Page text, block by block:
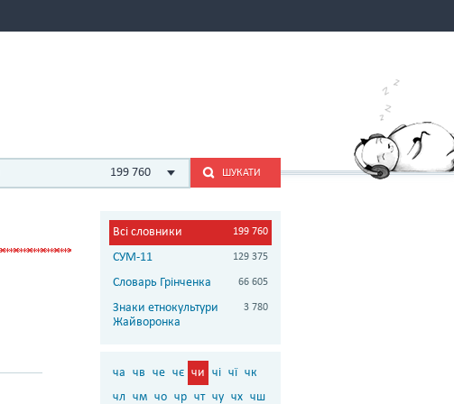
199 760 ШУКАТИ
Всі словники 199 760
СУМ-11 129 375
Словарь Грінченка 66 605
Знаки етнокультури
Жайворонка
3 780
ча чв че чє чи чі чї чк
чл чм чо чр чт чу чх чш